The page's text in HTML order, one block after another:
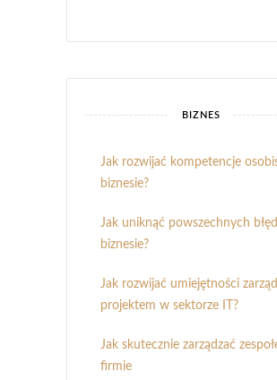
BIZNES
Jak rozwijać kompetencje
biznesie?
Jak uniknąć powszechnych
biznesie?
Jak rozwijać umiejętności
projektem w sektorze IT?
Jak skutecznie zarządzać
firmie